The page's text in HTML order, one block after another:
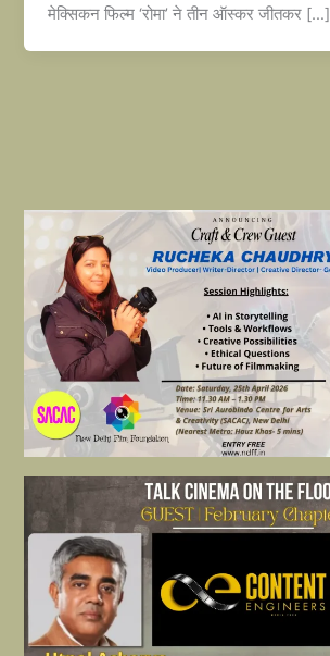
मेक्सिकन फिल्म ‘रोमा’ ने तीन ऑस्कर जीतकर […]